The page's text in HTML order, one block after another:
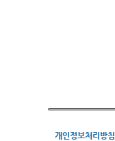
개인정보처리방침